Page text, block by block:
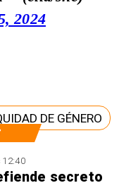
12:40
secreto
2024
DE GÉNERO